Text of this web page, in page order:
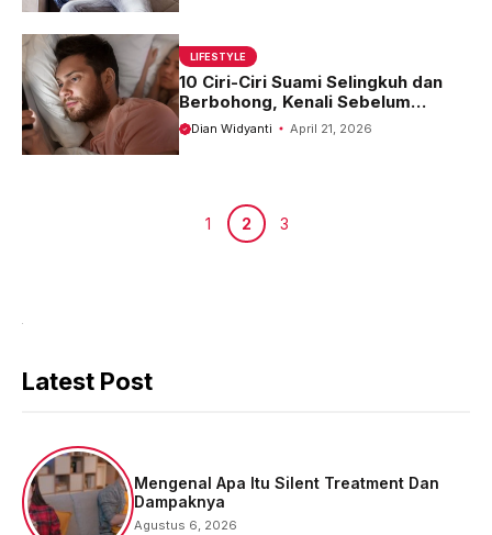
LIFESTYLE
10 Ciri-Ciri Suami Selingkuh dan
Berbohong, Kenali Sebelum
Terlambat!
Dian Widyanti April 21, 2026
Halaman
1Halaman
2 Halaman
3
Latest Post
Mengenal Apa Itu Silent Treatment Dan
Dampaknya
Agustus 6, 2026